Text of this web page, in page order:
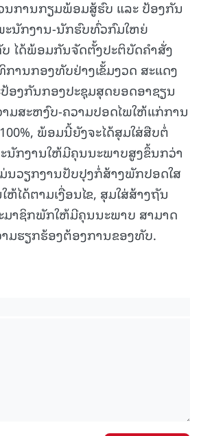
ນການກຽມພ້ອມສູ້ຮົບ ແລະ ປ້ອງກັນ
ະນັກງານ-ນັກຮົບທົ່ວກົມໃຫຍ່
ໄດ້ພ້ອມກັນຈັດຕັ້ງປະຕິບັດຄໍາສັ່ງ
ານກອງທັບຢ່າງເຂັ້ມງວດ ສະແດງ
ອງກັນກອງປະຊຸມສຸດຍອດອາຊຽນ
ມສະຫງົບ-ຄວາມປອດໄພໃຫ້ແກ່ການ
ພ້ອມນີ້ຍັງຈະໄດ້ສຸມໃສ່ສືບຕໍ່
ນັກງານໃຫ້ມີຄຸນນະພາບສູງຂຶ້ນກວ່າ
ມ່ນວຽກງານປັບປຸງກໍ່ສ້າງພັກປອດໃສ
ໄດ້ຕາມເງື່ອນໄຂ, ສຸມໃສ່ສ້າງຖັນ
າຊິກພັກໃຫ້ມີຄຸນນະພາບ ສາມາດ
ມຮຽກຮ້ອງຕ້ອງການຂອງທັບ.